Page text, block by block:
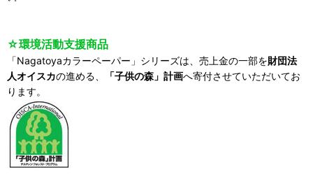
☆環境活動支援商品
「Nagatoyaカラーペーパー」シリーズは、売上金の一部を財団法
人オイスカの進める、 「子供の森」計画へ寄付させていただいてお
ります。